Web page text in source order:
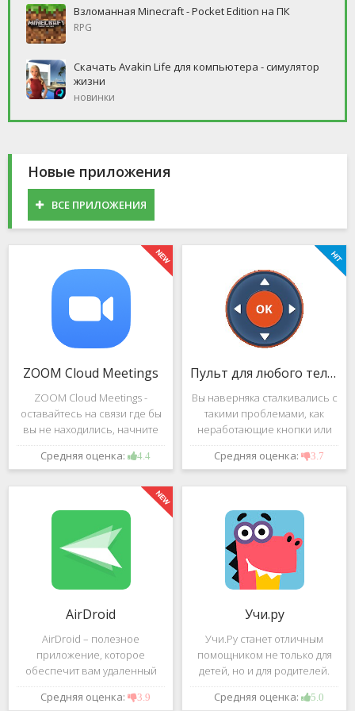
Взломанная Minecraft - Pocket Edition на ПК
RPG
Скачать Avakin Life для компьютера - симулятор
жизни
новинки
Новые приложения
ВСЕ ПРИЛОЖЕНИЯ
ZOOM Cloud Meetings
ZOOM Cloud Meetings -
оставайтесь на связи где бы
вы не находились, начните
свою или присоединитесь к
видеоконференции с
высококачественным
изображением. Столь
Средняя оценка: 4.4
Пульт для любого телевизора
Вы наверняка сталкивались с
такими проблемами, как
неработающие кнопки или
разряженные батарейки на
вашем пульте от
с помощью приложения
"Пульт для
Средняя оценка: 3.7
AirDroid
AirDroid – полезное
приложение, которое
обеспечит вам удаленный
доступ к вашему смартфону
или планшету при помощи
Средняя оценка: 3.9
Учи.ру
Учи.Ру станет отличным
помощником не только для
детей, но и для родителей.
Это приложение заточено
под изучение различного
Средняя оценка: 5.0